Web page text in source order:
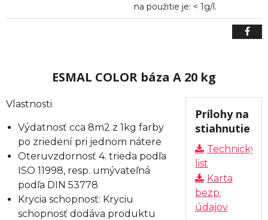
na použitie je: < 1g/l.
ESMAL COLOR báza A 20 kg
Prílohy na
stiahnutie
Technický
list
Karta
bezp.
údajov
Vlastnosti
Výdatnosť cca 8m2 z 1kg farby
po zriedení pri jednom nátere
Oteruvzdornosť 4. trieda podľa
ISO 11998, resp. umývateľná
podľa DIN 53778
Krycia schopnosť: Kryciu
schopnosť dodáva produktu